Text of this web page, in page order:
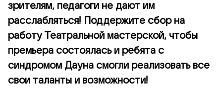
зрителям, педагоги не дают им
расслабляться! Поддержите сбор на
работу Театральной мастерской, чтобы
премьера состоялась и ребята с
синдромом Дауна смогли реализовать все
свои таланты и возможности!